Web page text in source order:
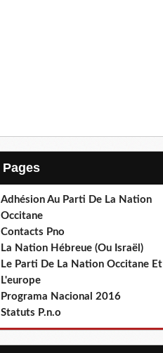
Pages
Adhésion Au Parti De La Nation
Occitane
Contacts Pno
La Nation Hébreue (Ou Israël)
Le Parti De La Nation Occitane Et
L'europe
Programa Nacional 2016
Statuts P.n.o